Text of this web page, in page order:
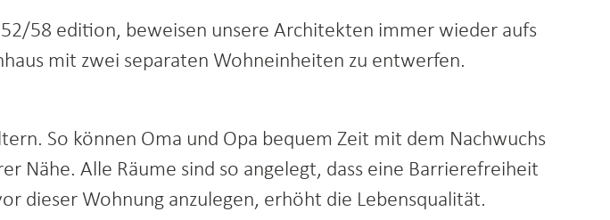
58 edition, beweisen unsere Architekten immer wieder aufs
mit zwei separaten Wohneinheiten zu entwerfen.
So können Oma und Opa bequem Zeit mit dem Nachwuchs
Nähe. Alle Räume sind so angelegt, dass eine Barrierefreiheit
dieser Wohnung anzulegen, erhöht die Lebensqualität.